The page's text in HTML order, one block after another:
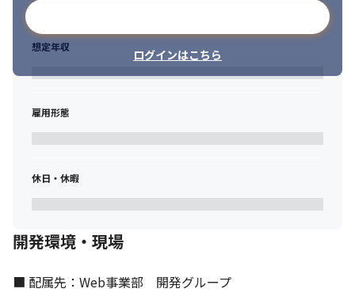
＜募集背景＞
現在（※）の開発組織は若手中心で活気に満ちていますが、技術
的な“軸”となるリーダー・アーキテクト層が不足しています。
現時点でのリーダー経験の有無は問いません。「最新技術を武器
に、日本トップクラスのサービスを自分の手で進化させたい」と
※2026年5月時点
ログインはこちら
想定年収
雇用形態
休日・休暇
開発環境・現場
■ 配属先：Web事業部　開発グループ